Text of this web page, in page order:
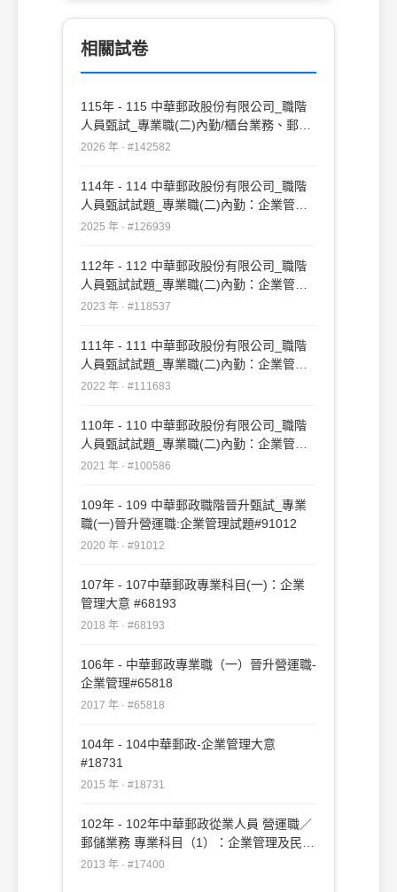
相關試卷
115年 - 115 中華郵政股份有限公司_職階
人員甄試_專業職(二)內勤/櫃台業務、郵務
處理：企業管理大意及洗錢防制法大意
2026 年 · #142582
114年 - 114 中華郵政股份有限公司_職階
人員甄試試題_專業職(二)內勤：企業管理
大意及洗錢防制法大意#126939
2025 年 · #126939
112年 - 112 中華郵政股份有限公司_職階
人員甄試試題_專業職(二)內勤：企業管理
大意及洗錢防制法大意#118537
2023 年 · #118537
111年 - 111 中華郵政股份有限公司_職階
人員甄試試題_專業職(二)內勤：企業管理
大意及洗錢防制法大意#111683
2022 年 · #111683
110年 - 110 中華郵政股份有限公司_職階
人員甄試試題_專業職(二)內勤：企業管理
大意及洗錢防制法大意#100586
2021 年 · #100586
109年 - 109 中華郵政職階晉升甄試_專業
職(一)晉升營運職:企業管理試題#91012
2020 年 · #91012
107年 - 107中華郵政專業科目(一)：企業
管理大意 #68193
2018 年 · #68193
106年 - 中華郵政專業職（一）晉升營運職-
企業管理#65818
2017 年 · #65818
104年 - 104中華郵政-企業管理大意
#18731
2015 年 · #18731
102年 - 102年中華郵政從業人員 營運職／
郵儲業務 專業科目（1）：企業管理及民法
#17400
2013 年 · #17400